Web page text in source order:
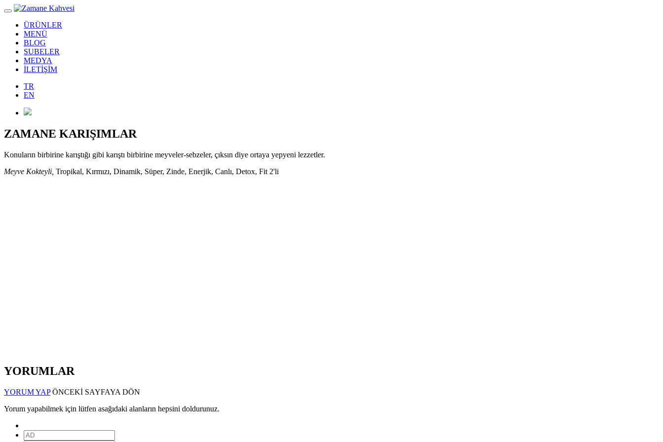
ÜRÜNLER
MENÜ
BLOG
ŞUBELER
MEDYA
İLETİŞİM
TR
EN
ZAMANE KARIŞIMLAR
Konuların birbirine karıştığı gibi karıştı birbirine meyveler-sebzeler, çıksın diye ortaya yepyeni lezzetler.
Meyve Kokteyli, Tropikal, Kırmızı, Dinamik, Süper, Zinde, Enerjik, Canlı, Detox, Fit 2'li
YORUMLAR
YORUM YAP ÖNCEKİ SAYFAYA DÖN
Yorum yapabilmek için lütfen asağıdaki alanların hepsini doldurunuz.